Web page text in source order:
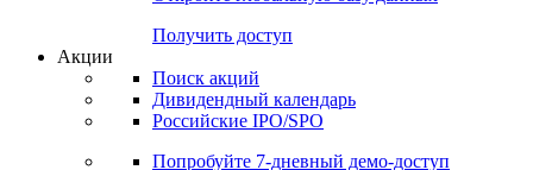
Попробуйте7-дневный
Откройте глобальную базу данных
Получить доступ
Поиск акций